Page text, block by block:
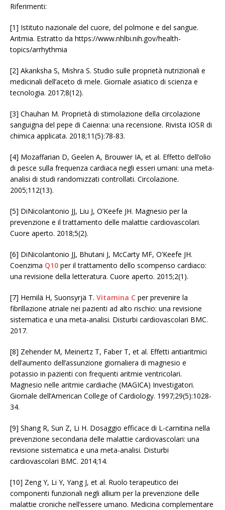
Riferimenti:
[1] Istituto nazionale del cuore, del polmone e del sangue.
Aritmia. Estratto da https://www.nhlbi.nih.gov/health-
topics/arrhythmia
[2] Akanksha S, Mishra S. Studio sulle proprietà nutrizionali e
medicinali dell’aceto di mele. Giornale asiatico di scienza e
tecnologia. 2017;8(12).
[3] Chauhan M. Proprietà di stimolazione della circolazione
sanguigna del pepe di Caienna: una recensione. Rivista IOSR di
chimica applicata. 2018;11(5):78-83.
[4] Mozaffarian D, Geelen A, Brouwer IA, et al. Effetto dell’olio
di pesce sulla frequenza cardiaca negli esseri umani: una meta-
analisi di studi randomizzati controllati. Circolazione.
2005;112(13).
[5] DiNicolantonio JJ, Liu J, O’Keefe JH. Magnesio per la
prevenzione e il trattamento delle malattie cardiovascolari.
Cuore aperto. 2018;5(2).
[6] DiNicolantonio JJ, Bhutani J, McCarty MF, O’Keefe JH.
Coenzima Q10 per il trattamento dello scompenso cardiaco:
una revisione della letteratura. Cuore aperto. 2015;2(1).
[7] Hemilä H, Suonsyrjä T. Vitamina C per prevenire la
fibrillazione atriale nei pazienti ad alto rischio: una revisione
sistematica e una meta-analisi. Disturbi cardiovascolari BMC.
2017.
[8] Zehender M, Meinertz T, Faber T, et al. Effetti antiaritmici
dell’aumento dell’assunzione giornaliera di magnesio e
potassio in pazienti con frequenti aritmie ventricolari.
Magnesio nelle aritmie cardiache (MAGICA) Investigatori.
Giornale dell’American College of Cardiology. 1997;29(5):1028-
34.
[9] Shang R, Sun Z, Li H. Dosaggio efficace di L-carnitina nella
prevenzione secondaria delle malattie cardiovascolari: una
revisione sistematica e una meta-analisi. Disturbi
cardiovascolari BMC. 2014;14.
[10] Zeng Y, Li Y, Yang J, et al. Ruolo terapeutico dei
componenti funzionali negli allium per la prevenzione delle
malattie croniche nell’essere umano. Medicina complementare